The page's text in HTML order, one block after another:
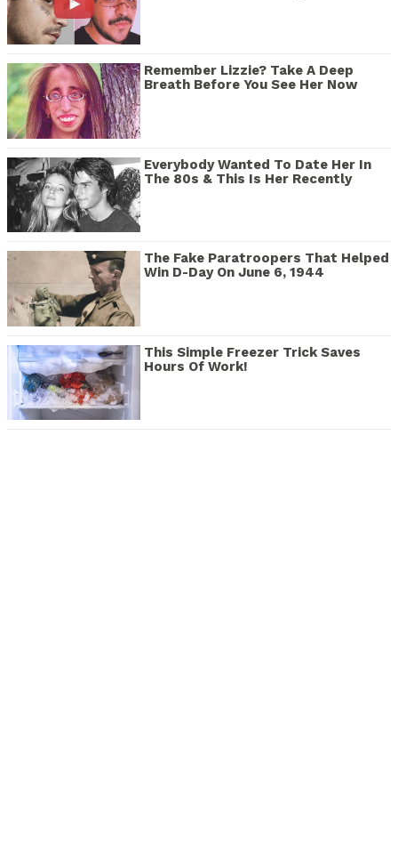
Remember Lizzie? Take A Deep
Breath Before You See Her Now
Everybody Wanted To Date Her In
The 80s & This Is Her Recently
The Fake Paratroopers That Helped
Win D-Day On June 6, 1944
This Simple Freezer Trick Saves
Hours Of Work!